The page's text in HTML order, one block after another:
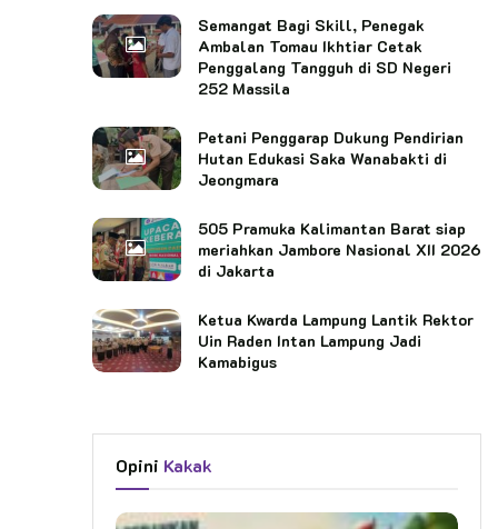
Semangat Bagi Skill, Penegak
Ambalan Tomau Ikhtiar Cetak
Penggalang Tangguh di SD Negeri
252 Massila
Petani Penggarap Dukung Pendirian
Hutan Edukasi Saka Wanabakti di
Jeongmara
505 Pramuka Kalimantan Barat siap
meriahkan Jambore Nasional XII 2026
di Jakarta
Ketua Kwarda Lampung Lantik Rektor
Uin Raden Intan Lampung Jadi
Kamabigus
Opini Kakak